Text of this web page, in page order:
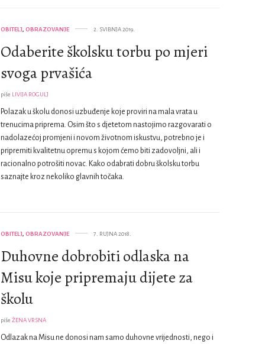
OBITELJ, OBRAZOVANJE 2. SVIBNJA 2019.
Odaberite školsku torbu po mjeri
svoga prvašića
piše LIVIJA ROGULJ
Polazak u školu donosi uzbuđenje koje proviri na mala vrata u
trenucima priprema. Osim što s djetetom nastojimo razgovarati o
nadolazećoj promjeni i novom životnom iskustvu, potrebno je i
pripremiti kvalitetnu opremu s kojom ćemo biti zadovoljni, ali i
racionalno potrošiti novac. Kako odabrati dobru školsku torbu
saznajte kroz nekoliko glavnih točaka.
OBITELJ, OBRAZOVANJE 7. RUJNA 2018.
Duhovne dobrobiti odlaska na
Misu koje pripremaju dijete za
školu
piše ŽENA VRSNA
Odlazak na Misu ne donosi nam samo duhovne vrijednosti, nego i